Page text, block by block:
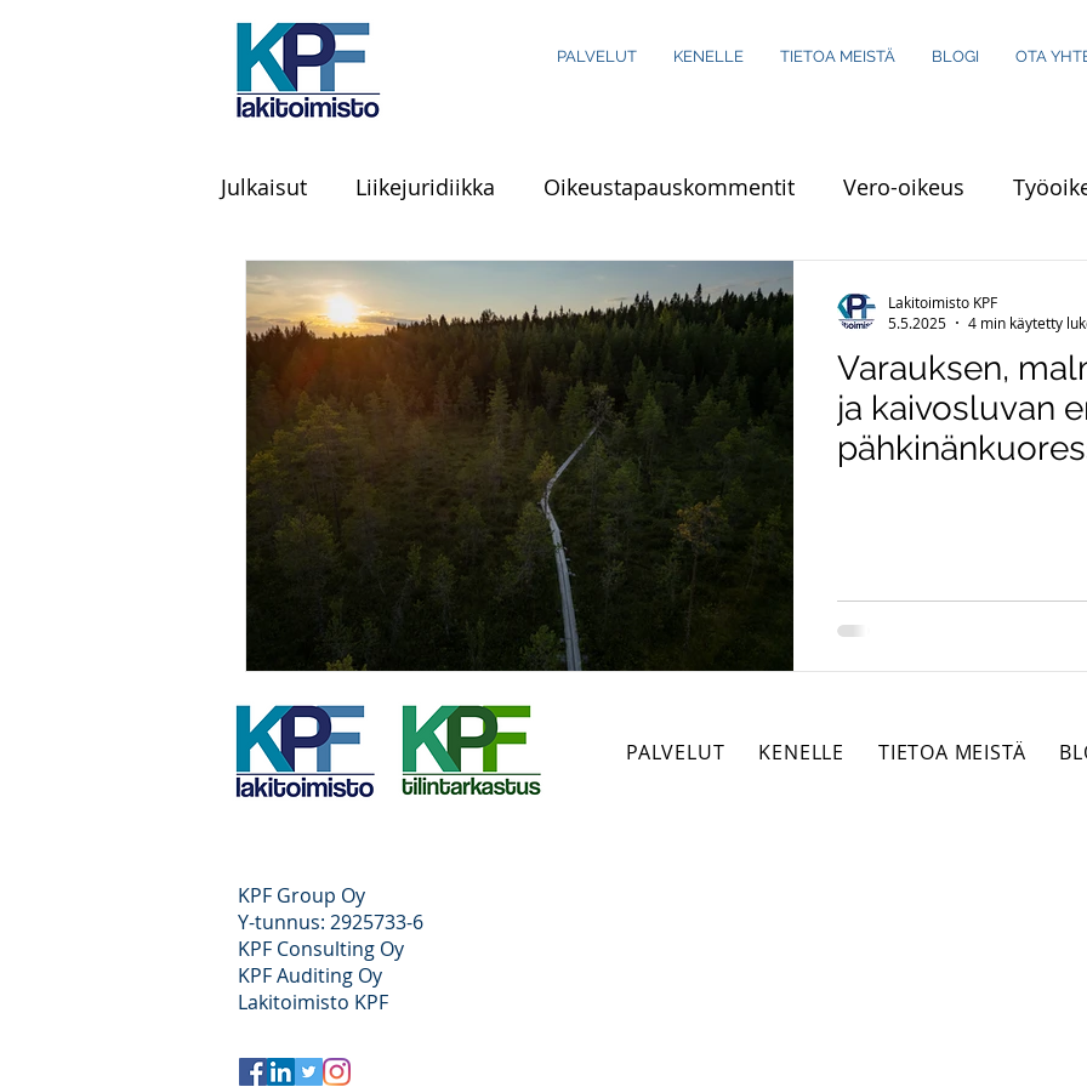
PALVELUT KENELLE TIETOA MEISTÄ BLOGI OTA
Julkaisut Liikejuridiikka Oikeustapauskommentit Vero-oikeus
Tilintarkastus IT-oikeus
Henkilökuvaus Kamppailu, väkivalta ja voimakeinot Perheoikeus
Ravintola-ala Sananvapaus Viestintä
Uutiset Uutiskatsaus IPR Todistelu
Talousoikeus vakuustakavarikko Asunnot ja kiinteistöt
Varauksen,
ja kaivosluvan
Lakitoimisto KPF
5.5.2025
4 min käytetty
PALVELUT KENELLE TIETOA MEISTÄ
KPF Group Oy
Y-tunnus: 2925733-6
KPF Consulting Oy
KPF Auditing Oy
Lakitoimisto KPF